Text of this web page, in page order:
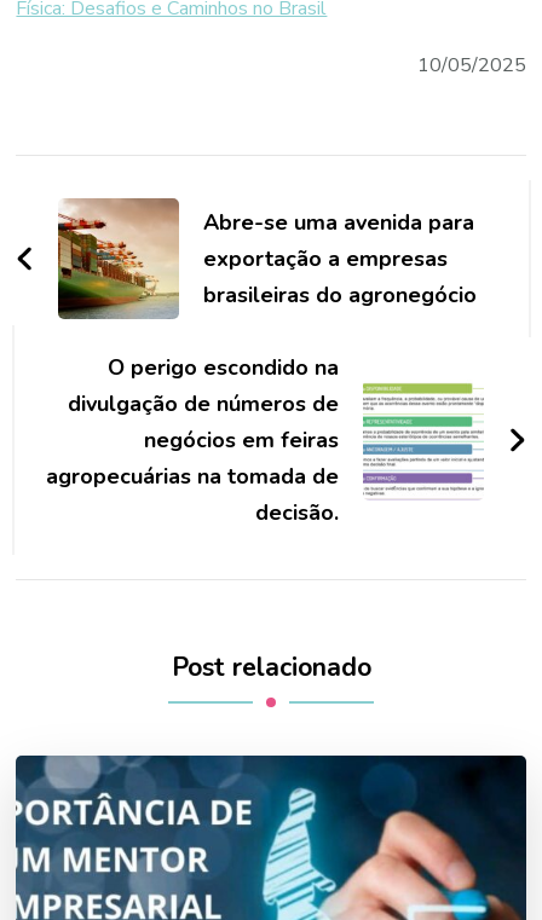
Física: Desafios e Caminhos no Brasil
10/05/2025
de
post
Abre-se uma avenida para
exportação a empresas
brasileiras do agronegócio
O perigo escondido na
divulgação de números de
negócios em feiras
agropecuárias na tomada de
decisão.
Post relacionado